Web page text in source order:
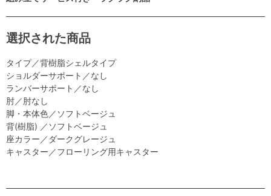
選択された商品
タイプ／背樹脂シェルタイプ
ショルダーサポート／なし
ランバーサポート／なし
肘／肘なし
脚・本体色／ソフトベージュ
背(樹脂) ／ソフトベージュ
座カラー／ダークグレージュ
キャスター／フローリング用キャスター